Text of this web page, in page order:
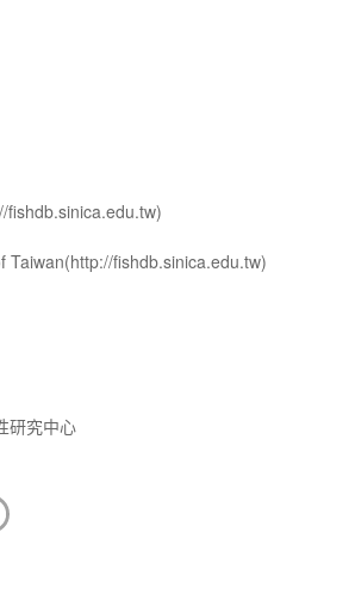
fishdb.sinica.edu.tw)
Taiwan(http://fishdb.sinica.edu.tw)
研究中心